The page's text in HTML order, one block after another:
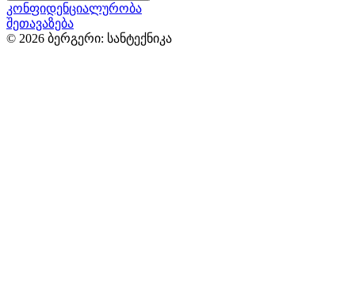
კონფიდენციალურობა
შეთავაზება
© 2026 ბერგერი: სანტექნიკა